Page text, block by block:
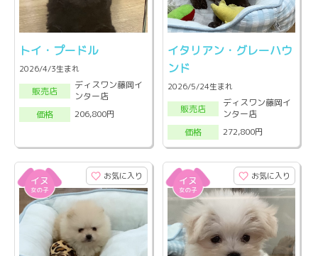
トイ・プードル
2026/4/3生まれ
販売店
ディスワン藤岡イ
ンター店
価格
206,800円
イタリアン・グレーハウ
ンド
2026/5/24生まれ
販売店
ディスワン藤岡イ
ンター店
価格
272,800円
お気に入り お気に入り